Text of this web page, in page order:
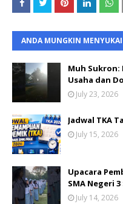
ANDA MUNGKIN
Muh Sukron:
Usaha dan
July 23, 2026
Jadwal TKA
July 15, 2026
Upacara
SMA Negeri
July 14, 2026